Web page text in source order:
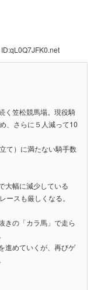
く笠松競馬場。現役騎
、さらに５人減って10
て）に満たない騎手数
大幅に減少している
スも厳しくなる。
きの「カラ馬」で走ら
進めていくが、再びゲ